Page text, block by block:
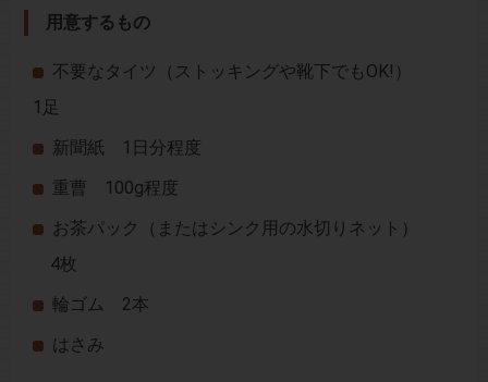
用意するもの
不要なタイツ（ストッキングや靴下でもOK!）
1足
新聞紙 1日分程度
重曹 100g程度
お茶パック（またはシンク用の水切りネット）
4枚
輪ゴム 2本
はさみ